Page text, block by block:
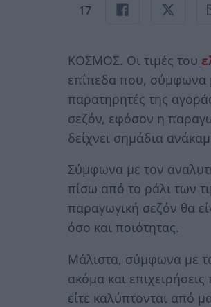
17
ΚΟΣΜΟΣ. Oι τιμές του
επίπεδα που, σύμφωνα
παρατηρητές της
σεζόν, εφόσον η
δείχνει σημάδια
Σύμφωνα με τον
πίσω από το ράλι των
παραγωγική σεζόν θα
όσο και ποιότητας.
Μάλιστα, σύμφωνα με
ακόμα και
είτε καλύπτονται από